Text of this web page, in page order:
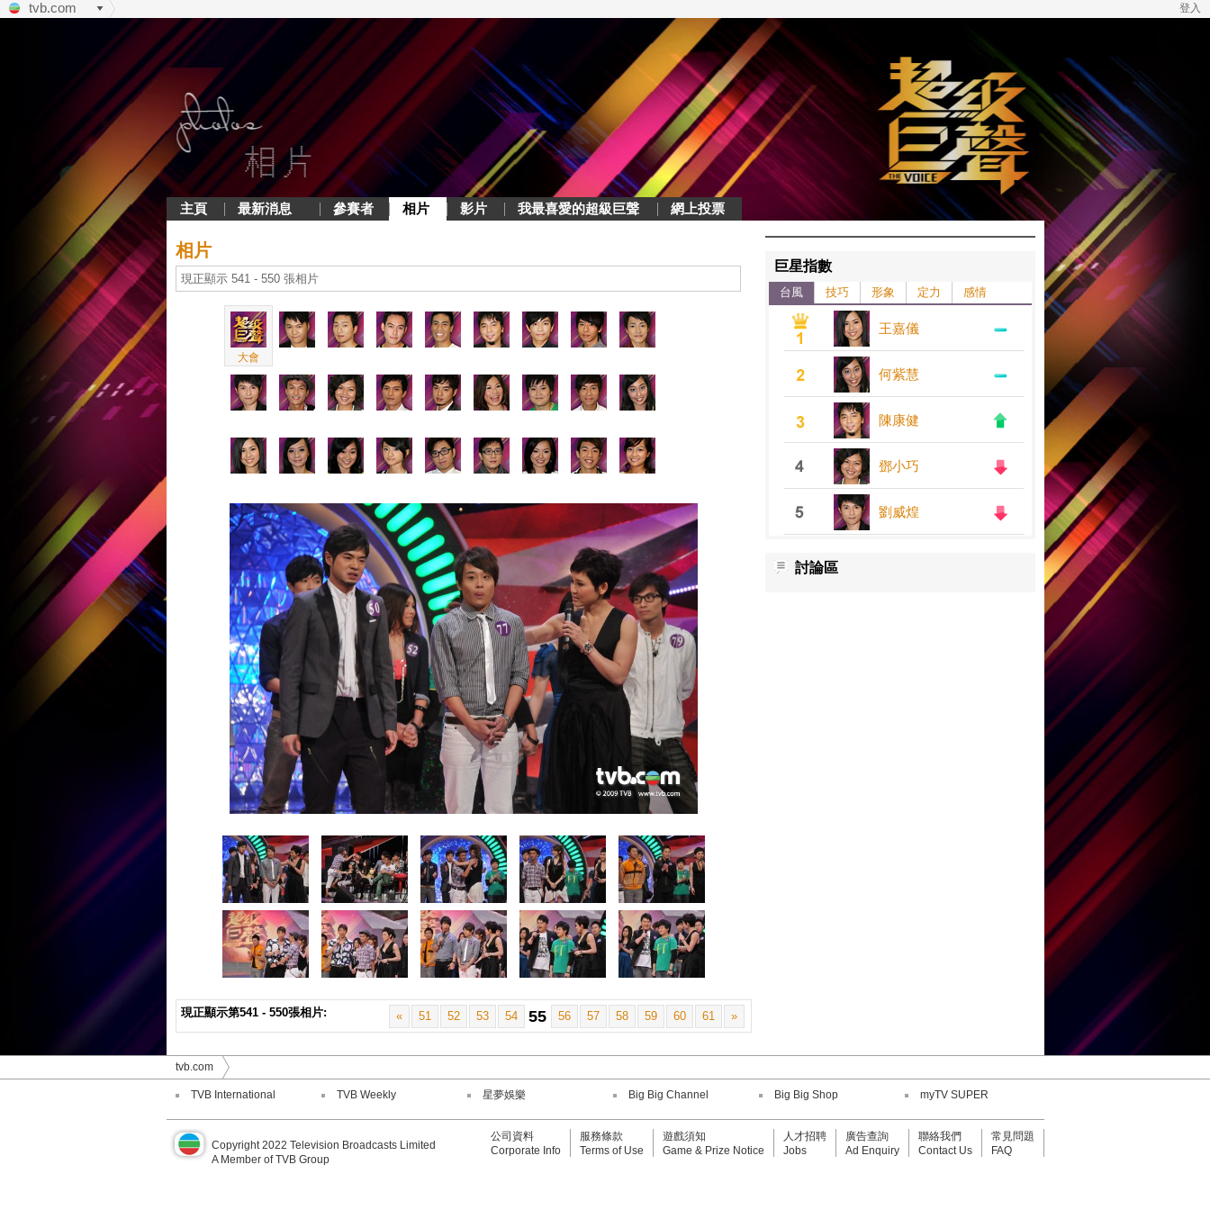
tvb.com 登入
主頁 最新消息 參賽者 相片 影片 我最喜愛的超級巨聲 網上投票
相片
現正顯示 541 - 550 張相片
大會
現正顯示第541 - 550張相片: « 51 52 53 54 55 56 57 58 59 60 61 »
巨星指數
台風 技巧 形象 定力 感情
王嘉儀
何紫慧
陳康健
鄧小巧
劉威煌
劉威煌
王嘉儀
討論區
tvb.com
TVB International TVB Weekly 星夢娛樂 Big Big Channel Big Big Shop myTV SUPER
Copyright 2022 Television Broadcasts Limited
A Member of TVB Group
公司資料
Corporate Info
服務條款
Terms of Use
遊戲須知
Game & Prize Notice
人才招聘
Jobs
廣告查詢
Ad Enquiry
聯絡我們
Contact Us
常見問題
FAQ